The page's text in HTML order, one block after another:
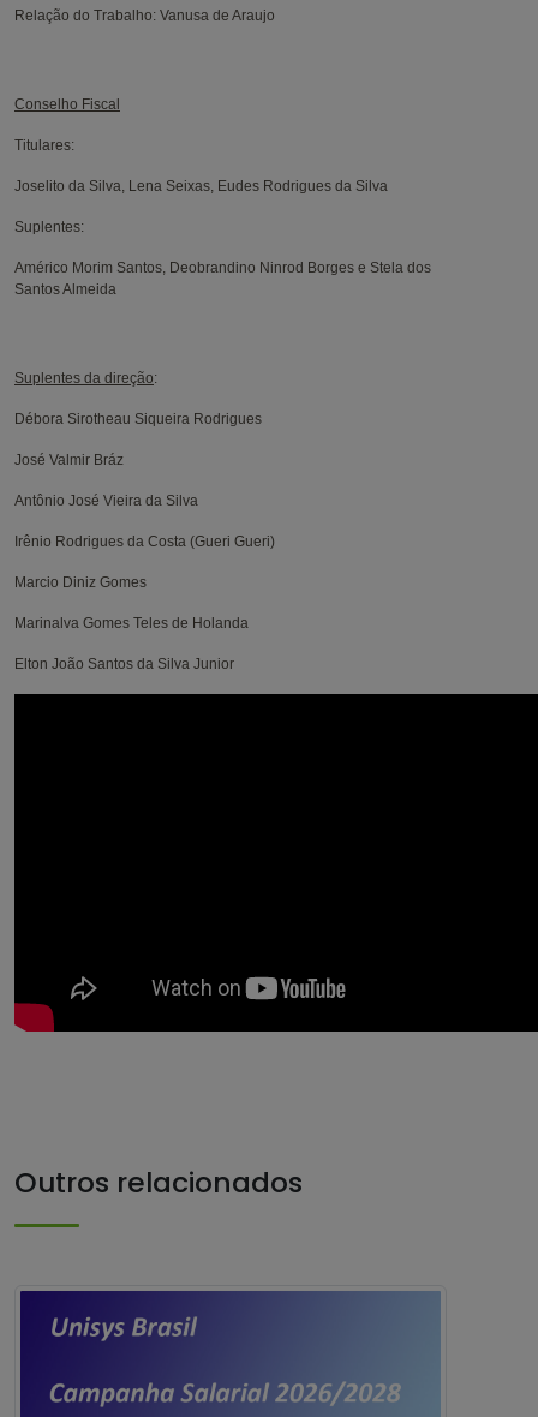
Relação do Trabalho: Vanusa de Araujo
Conselho Fiscal
Titulares:
Joselito da Silva, Lena Seixas, Eudes Rodrigues da Silva
Suplentes:
Américo Morim Santos, Deobrandino Ninrod Borges e Stela dos
Santos Almeida
Suplentes da direção:
Débora Sirotheau Siqueira Rodrigues
José Valmir Bráz
Antônio José Vieira da Silva
Irênio Rodrigues da Costa (Gueri Gueri)
Marcio Diniz Gomes
Marinalva Gomes Teles de Holanda
Elton João Santos da Silva Junior
Outros relacionados